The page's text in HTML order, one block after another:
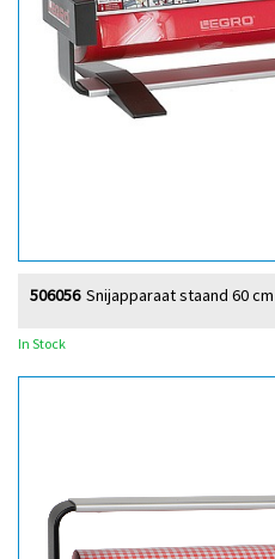
Snijapparaat staand 60
506056
In Stock